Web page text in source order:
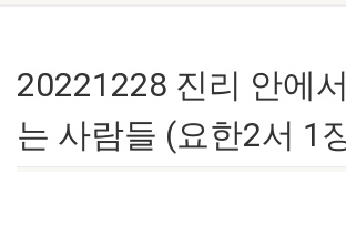
20221228 진리 안에
는 사람들 (요한2서 1